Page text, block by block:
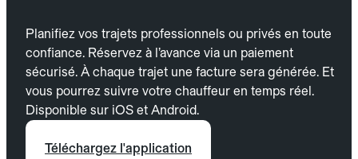
Planifiez vos trajets professionnels ou privés en toute
confiance. Réservez à l’avance via un paiement
sécurisé. À chaque trajet une facture sera générée. Et
vous pourrez suivre votre chauffeur en temps réel.
Disponible sur iOS et Android.
Téléchargez l'application